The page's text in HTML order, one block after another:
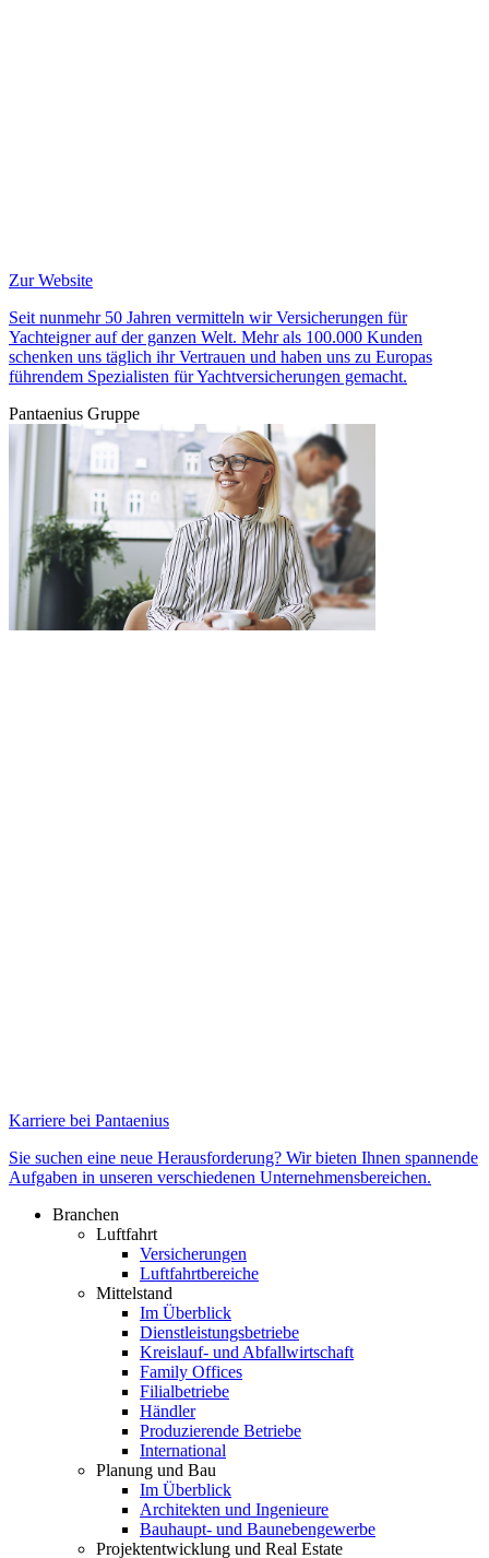
Zur Website
Seit nunmehr 50 Jahren vermitteln wir Versicherungen für
Yachteigner auf der ganzen Welt. Mehr als 100.000 Kunden
schenken uns täglich ihr Vertrauen und haben uns zu Europas
führendem Spezialisten für Yachtversicherungen gemacht.
Pantaenius Gruppe
Karriere bei Pantaenius
Sie suchen eine neue Herausforderung? Wir bieten Ihnen spannende
Aufgaben in unseren verschiedenen Unternehmensbereichen.
Branchen
Luftfahrt
Versicherungen
Luftfahrtbereiche
Mittelstand
Im Überblick
Dienstleistungsbetriebe
Kreislauf- und Abfallwirtschaft
Family Offices
Filialbetriebe
Händler
Produzierende Betriebe
International
Planung und Bau
Im Überblick
Architekten und Ingenieure
Bauhaupt- und Baunebengewerbe
Projektentwicklung und Real Estate